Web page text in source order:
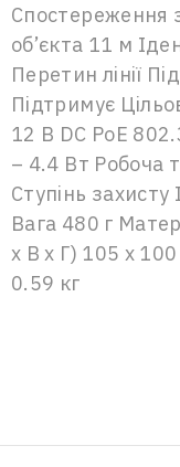
Спостереження
об’єкта 11 м
Перетин лінії
Підтримує
12 В DC PoE
– 4.4 Вт Робоча
Ступінь
Вага 480 г
х В х Г) 105 x
0.59 кг